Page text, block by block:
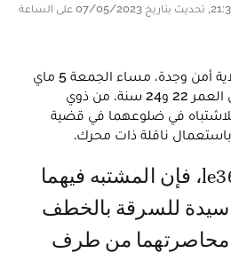
في 07/05/2023 على الساعة 21:30, تحديث بتاريخ 07/05/2023 على الساعة
أوقفت عناصر الشرطة بولاية أمن وجدة، مساء الجمعة 5 ماي
2023، شخصين يبلغان من العمر 22 و24 سنة، من ذوي
في ضلوعهما في قضية
ناقلة ذات محرك.
سيدة للسرقة بالخطف
محاصرتهما من طرف